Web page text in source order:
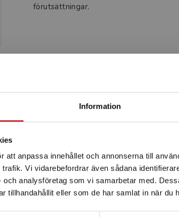
Information
att anpassa innehållet och annonserna till
Vi vidarebefordrar även sådana
analysföretag som vi samarbetar med.
tillhandahållit eller som de har samlat in när du
Begränsad fraktregion
verkar som att du besöker
utanför Sverige. Vi erbjuder inte leveranser
För att kunna slutföra ett köp måste
vara i Sverige.Läs mer
förutsättningar.
Produkter